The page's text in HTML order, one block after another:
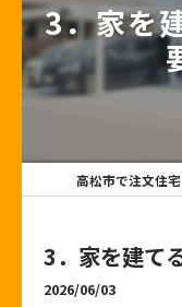
3．家を
3．家を建て
2026/06/03